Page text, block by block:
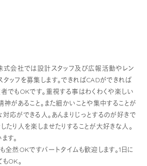
株式会社では設計スタッフ及び広報活動やレン
ッフを募集します。できればCADができれば
でもOKです。重視する事はわくわくや楽しい
神があること。また細かいことや集中することが
応ができる人。あんまりじっとするのが好きで
たり人を楽しませたりすることが大好きな人。
す。
全然OKですパートタイムも歓迎します。1日に
OK。